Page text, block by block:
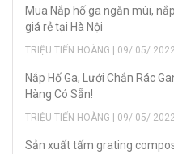
Mua Nắp hố ga ngăn mùi,
giá rẻ tại Hà Nội
TRIỆU TIẾN HOÀNG | 09/ 05/
Nắp Hố Ga, Lưới Chắn Rác
Hàng Có Sẵn!
TRIỆU TIẾN HOÀNG | 09/ 05/
Sản xuất tấm grating